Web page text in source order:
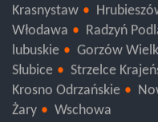
Lubartów
Zamość
Krasnystaw
Włodawa
Radzyń
lubuskie
Gorzów
Słubice
Strzelce
Krosno Odrzańskie